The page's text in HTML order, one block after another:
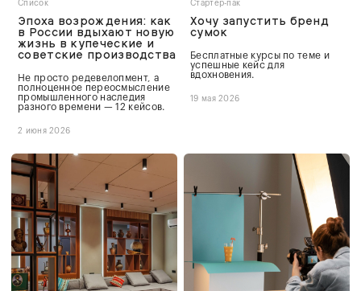
Список
Эпоха возрождения: как
в России вдыхают новую
жизнь в купеческие и
советские производства
Не просто редевелопмент, а
полноценное переосмысление
промышленного наследия
разного времени — 12 кейсов.
2 июня 2026
Стартер-пак
Хочу запустить бренд
сумок
Бесплатные курсы по теме и
успешные кейс для
вдохновения.
19 мая 2026